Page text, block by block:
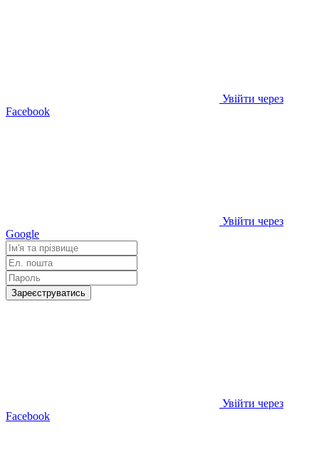
Увійти через
Facebook
Увійти через
Google
Зареєструватись
Увійти через
Facebook